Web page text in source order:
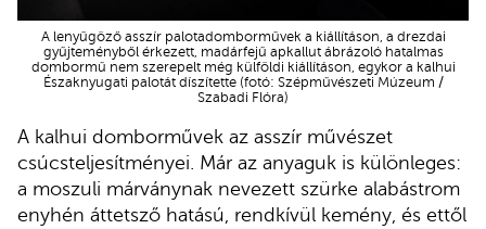
A lenyűgöző asszír palotadomborművek a kiállításon, a drezdai
gyűjteményből érkezett, madárfejű apkallut ábrázoló hatalmas
dombormű nem szerepelt még külföldi kiállításon, egykor a kalhui
Északnyugati palotát díszítette (fotó: Szépművészeti Múzeum /
Szabadi Flóra)
A kalhui domborművek az asszír művészet
csúcsteljesítményei. Már az anyaguk is különleges:
a moszuli márványnak nevezett szürke alabástrom
enyhén áttetsző hatású, rendkívül kemény, és ettől